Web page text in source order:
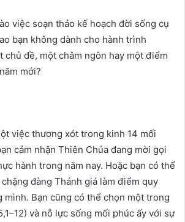
việc soạn thảo kế hoạch đời sống cụ
bạn không dành cho hành trình
chủ đề, một châm ngôn hay một điểm
mới?
việc thương xót trong kinh 14 mối
cảm nhận Thiên Chúa đang mời gọi
hành trong năm nay. Hoặc bạn có thể
đàng Thánh giá làm điểm quy
mình. Bạn cũng có thể chọn một trong
và nỗ lực sống mối phúc ấy với sự